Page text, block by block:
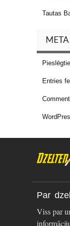
Tautas
META
Entries
Par
Viss par